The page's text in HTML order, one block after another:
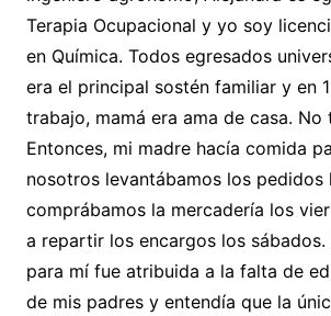
Terapia Ocupacional y yo soy
en Química. Todos egresados
era el principal sostén familiar y en
trabajo, mamá era ama de casa. No
Entonces, mi madre hacía comida
nosotros levantábamos los pedidos
comprábamos la mercadería los
a repartir los encargos los sábados.
para mí fue atribuida a la falta de
de mis padres y entendía que la